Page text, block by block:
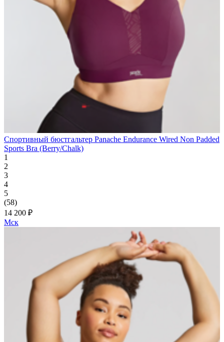
Спортивный бюстгальтер Panache Endurance Wired Non Padded
Sports Bra (Berry/Chalk)
1
2
3
4
5
(58)
14 200 ₽
Мск